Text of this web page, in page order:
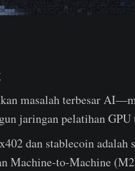
masalah terbesar
jaringan pelatihan
dan stablecoin adalah
Machine-to-Machine